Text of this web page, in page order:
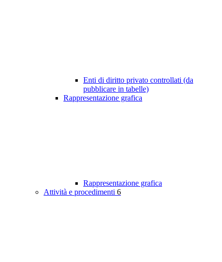
Enti di diritto privato controllati (da
pubblicare in tabelle)
Rappresentazione grafica
Rappresentazione grafica
Attività e procedimenti 6